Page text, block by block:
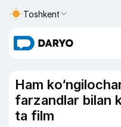
Toshkent
Ham
farzandlar bilan
ta film